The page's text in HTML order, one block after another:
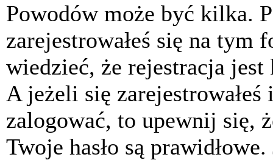
Powodów może być kilka.
zarejestrowałeś się na tym
wiedzieć, że rejestracja
A jeżeli się
zalogować, to upewnij się,
Twoje hasło są